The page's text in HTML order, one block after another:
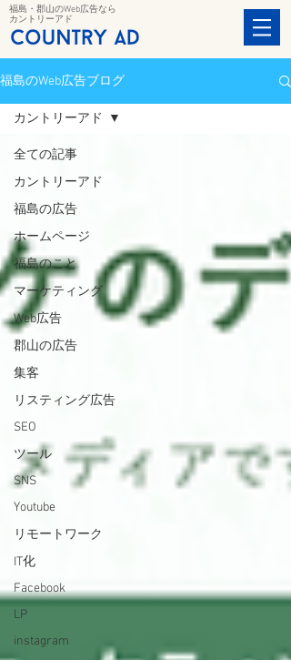
福島・郡山のWeb広告なら
カントリーアド
福島のWeb広告ブログ
全ての記事
カントリーアド
福島の広告
ホームページ
福島のこと
マーケティング
Web広告
郡山の広告
集客
リスティング広告
SEO
ツール
SNS
Youtube
リモートワーク
IT化
Facebook
LP
instagram
カントリーアド